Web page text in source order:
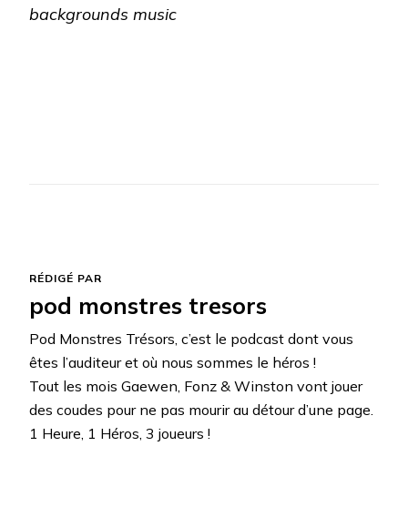
backgrounds music
RÉDIGÉ PAR
pod monstres tresors
Pod Monstres Trésors, c’est le podcast dont vous
êtes l’auditeur et où nous sommes le héros !
Tout les mois Gaewen, Fonz & Winston vont jouer
des coudes pour ne pas mourir au détour d’une page.
1 Heure, 1 Héros, 3 joueurs !